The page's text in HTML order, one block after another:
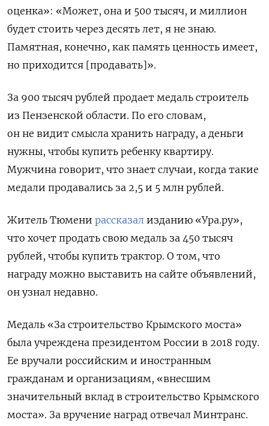
оценка»: «Может, она и 500 тысяч, и миллион
будет стоить через десять лет, я не знаю.
Памятная, конечно, как память ценность имеет,
но приходится [продавать]».
За 900 тысяч рублей продает медаль строитель
из Пензенской области. По его словам,
он не видит смысла хранить награду, а деньги
нужны, чтобы купить ребенку квартиру.
Мужчина говорит, что знает случаи, когда такие
медали продавались за 2,5 и 5 млн рублей.
Житель Тюмени рассказал изданию «Ура.ру»,
что хочет продать свою медаль за 450 тысяч
рублей, чтобы купить трактор. О том, что
награду можно выставить на сайте объявлений,
он узнал недавно.
Медаль «За строительство Крымского моста»
была учреждена президентом России в 2018 году.
Ее вручали российским и иностранным
гражданам и организациям, «внесшим
значительный вклад в строительство Крымского
моста». За вручение наград отвечал Минтранс.